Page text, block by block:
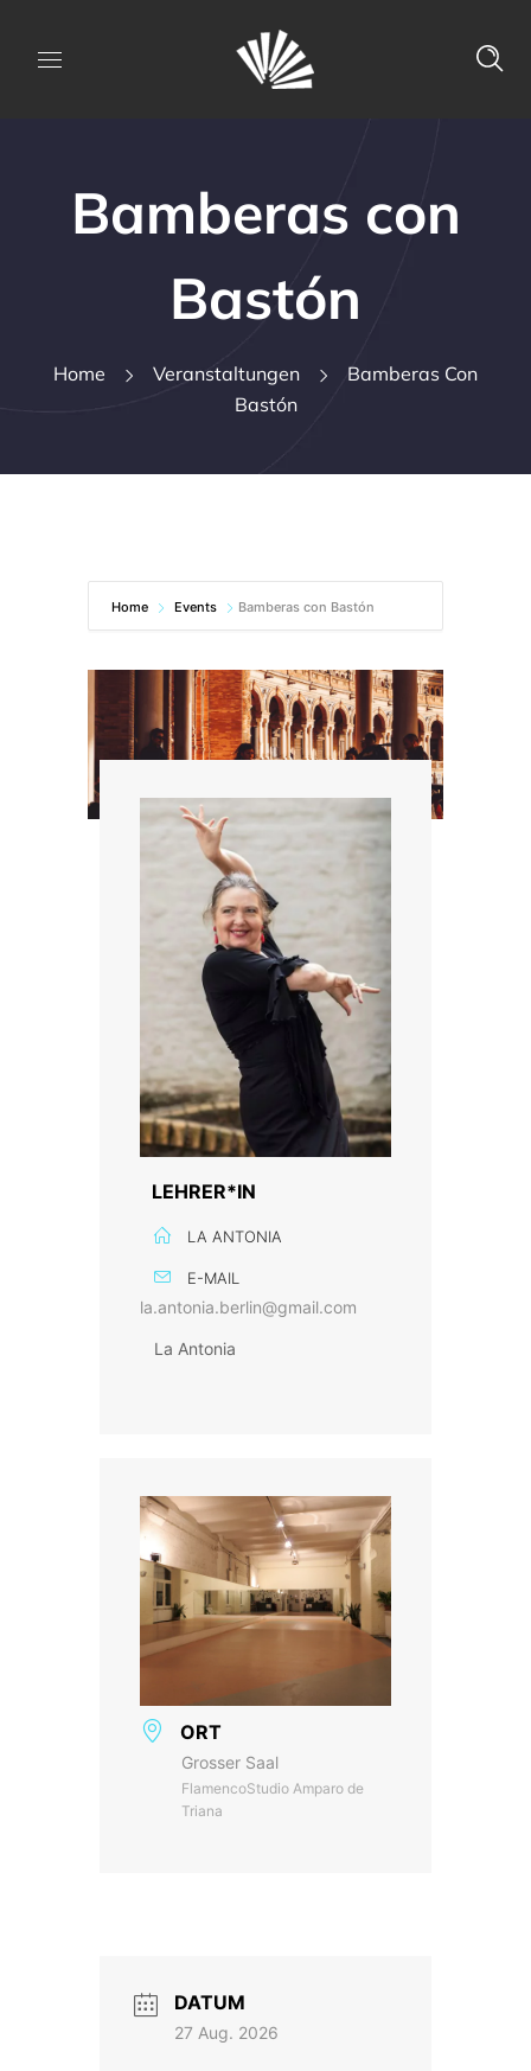
Bamberas con
Bastón
Home Veranstaltungen
Bamberas Con
Bastón
Home Events Bamberas con Bastón
LEHRER*IN
LA ANTONIA
E-MAIL
la.antonia.berlin@gmail.com
La Antonia
ORT
Grosser Saal
FlamencoStudio Amparo de
Triana
DATUM
27 Aug. 2026